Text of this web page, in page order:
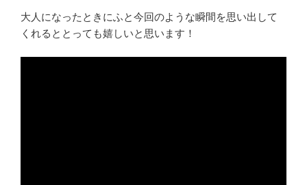
大人になったときにふと今回のような瞬間を思い出して
くれるととっても嬉しいと思います！